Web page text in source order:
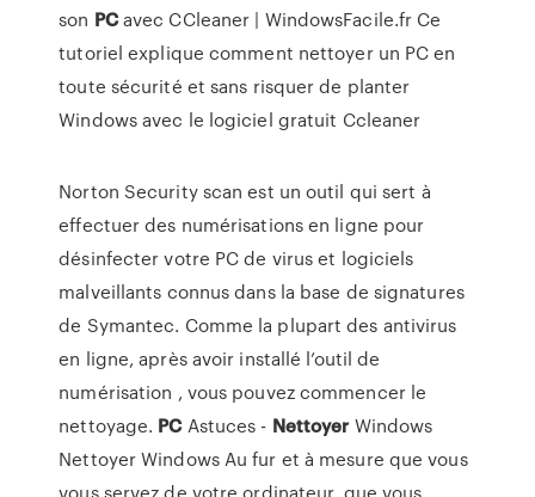
son PCavec CCleaner | WindowsFacile.fr Ce
tutoriel explique comment nettoyer un PC en
toute sécurité et sans risquer de planter
Windows avec le logiciel gratuit Ccleaner
Norton Security scan est un outil qui sert à
effectuer des numérisations en ligne pour
désinfecter votre PC de virus et logiciels
malveillants connus dans la base de signatures
de Symantec. Comme la plupart des antivirus
en ligne, après avoir installé l’outil de
numérisation , vous pouvez commencer le
nettoyage. PCAstuces - Nettoyer Windows
Nettoyer Windows Au fur et à mesure que vous
vous servez de votre ordinateur, que vous